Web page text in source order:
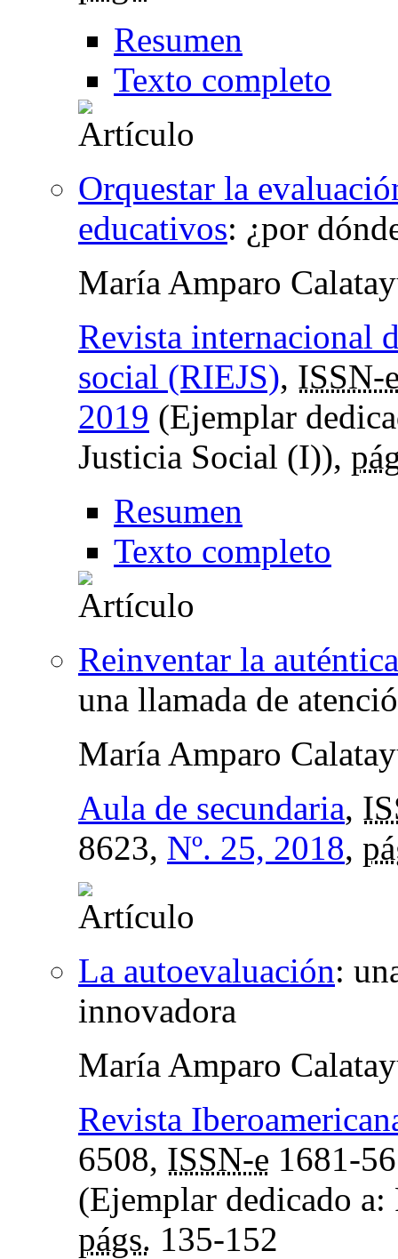
Resumen
Texto completo
Orquestar la
educativos: ¿por
María Amparo
Revista internacional
social (RIEJS), ISSN-
2019 (Ejemplar
Justicia Social (I)),
Resumen
Texto completo
Reinventar la
una llamada de
María Amparo
Aula de secundaria,
8623, Nº. 25, 2018,
La autoevaluación:
innovadora
María Amparo
Revista
6508, ISSN-e 1681-
(Ejemplar dedicado
págs. 135-152